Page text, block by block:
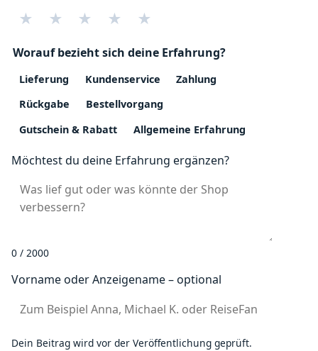
★ ★ ★ ★ ★
Worauf bezieht sich deine Erfahrung?
Lieferung Kundenservice
Zahlung
Rückgabe
Bestellvorgang
Gutschein & Rabatt
Allgemeine Erfahrung
Möchtest du deine Erfahrung ergänzen?
0 / 2000
Vorname oder Anzeigename – optional
Dein Beitrag wird vor der Veröffentlichung geprüft.